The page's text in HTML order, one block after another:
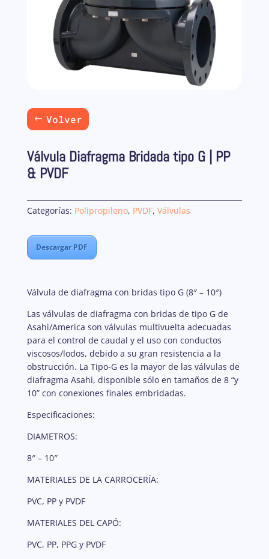
Volver
Válvula Diafragma Bridada tipo G | PP
& PVDF
Categorías: Polipropileno, PVDF, Válvulas
Descargar PDF
Válvula de diafragma con bridas tipo G (8″ – 10″)
Las válvulas de diafragma con bridas de tipo G de
Asahi/America son válvulas multivuelta adecuadas
para el control de caudal y el uso con conductos
viscosos/lodos, debido a su gran resistencia a la
obstrucción. La Tipo-G es la mayor de las válvulas de
diafragma Asahi, disponible sólo en tamaños de 8 “y
10” con conexiones finales embridadas.
Especificaciones:
DIAMETROS:
8″ – 10″
MATERIALES DE LA CARROCERÍA:
PVC, PP y PVDF
MATERIALES DEL CAPÓ:
PVC, PP, PPG y PVDF